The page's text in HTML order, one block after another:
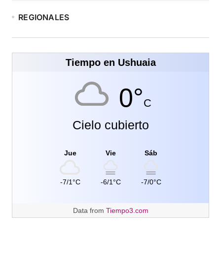
REGIONALES
Tiempo en Ushuaia
0°C
Cielo cubierto
Jue
-7/1°C
Vie
-6/1°C
Sáb
-7/0°C
Data from Tiempo3.com